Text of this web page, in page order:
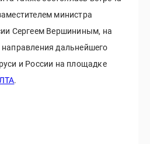
министра
Сергеем Вершининым, на
дальнейшего
и России на площадке
.